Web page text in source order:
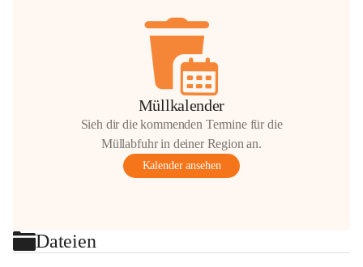
Müllkalender
Sieh dir die kommenden Termine für die
Müllabfuhr in deiner Region an.
Kalender ansehen
Dateien